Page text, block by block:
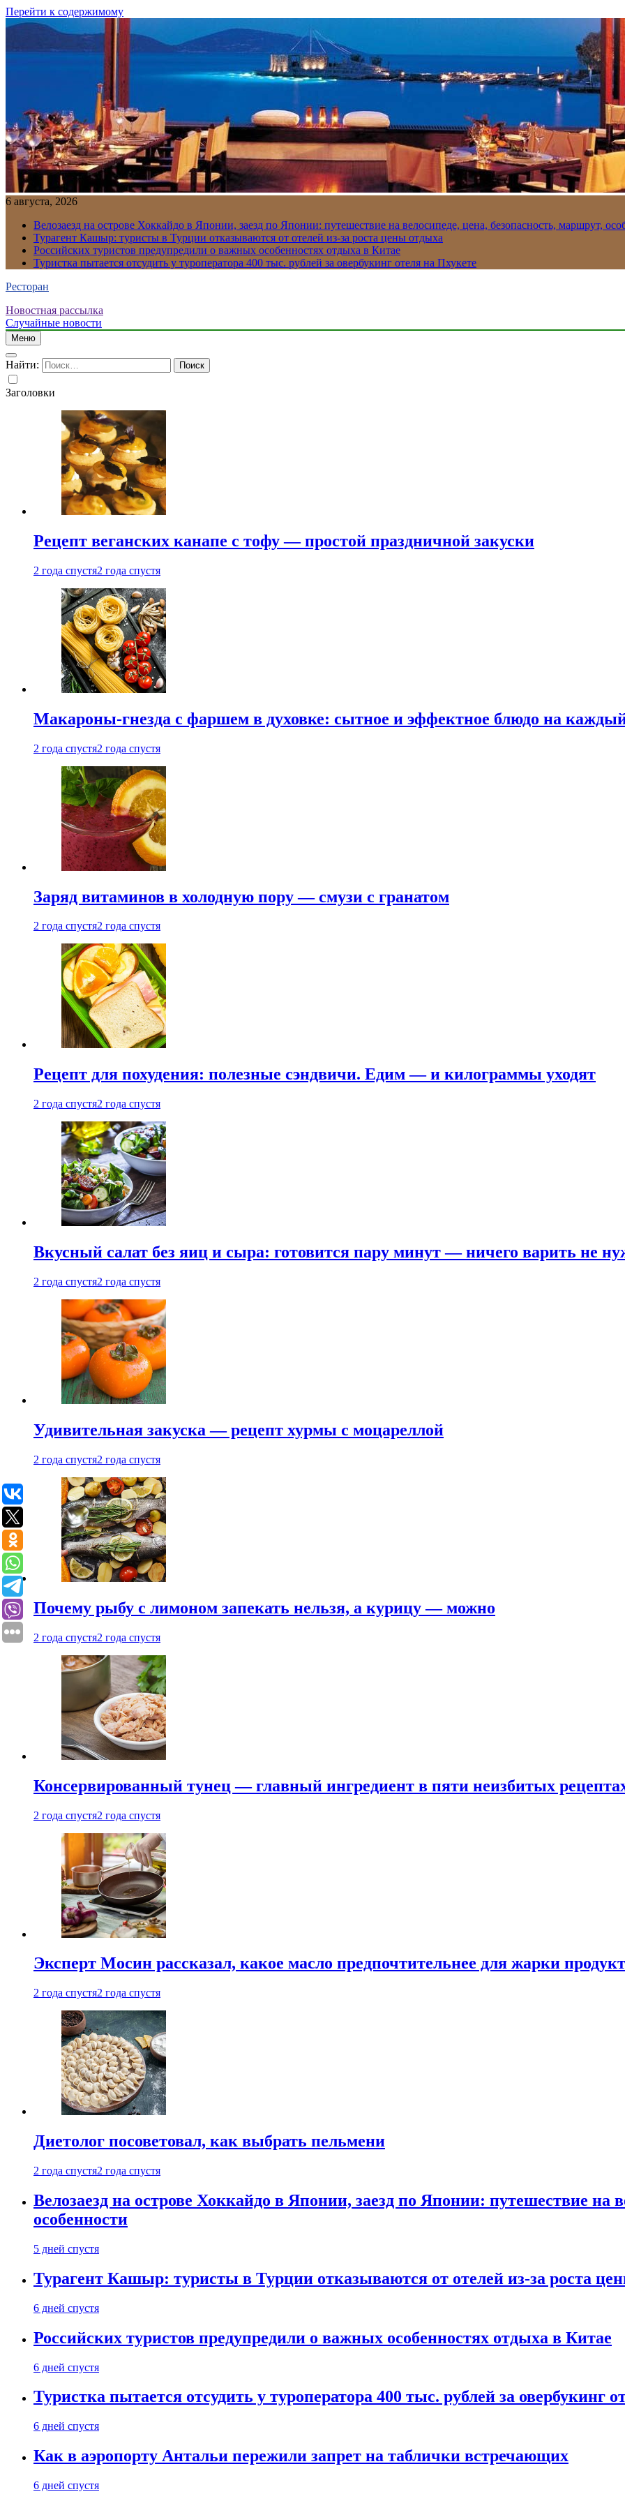
Перейти к содержимому
6 августа, 2026
Велозаезд на острове Хоккайдо в Японии, заезд по Японии: путешествие на велосипеде, цена, безопасность, маршрут,
Турагент Кашыр: туристы в Турции отказываются от отелей из-за роста цены отдыха
Российских туристов предупредили о важных особенностях отдыха в Китае
Туристка пытается отсудить у туроператора 400 тыс. рублей за овербукинг отеля на Пхукете
Ресторан
Новостная рассылка
Случайные новости
Меню
Найти:
Заголовки
Рецепт веганских канапе с тофу — простой праздничной закуски
2 года спустя2 года спустя
Макароны-гнезда с фаршем в духовке: сытное и эффектное блюдо на
2 года спустя2 года спустя
Заряд витаминов в холодную пору — смузи с гранатом
2 года спустя2 года спустя
Рецепт для похудения: полезные сэндвичи. Едим — и килограммы уходят
2 года спустя2 года спустя
Вкусный салат без яиц и сыра: готовится пару минут — ничего варить не
2 года спустя2 года спустя
Удивительная закуска — рецепт хурмы с моцареллой
2 года спустя2 года спустя
Почему рыбу с лимоном запекать нельзя, а курицу — можно
2 года спустя2 года спустя
Консервированный тунец — главный ингредиент в пяти неизбитых
2 года спустя2 года спустя
Эксперт Мосин рассказал, какое масло предпочтительнее для жарки
2 года спустя2 года спустя
Диетолог посоветовал, как выбрать пельмени
2 года спустя2 года спустя
Велозаезд на острове Хоккайдо в Японии, заезд по Японии: путешествие на
особенности
5 дней спустя
Турагент Кашыр: туристы в Турции отказываются от отелей из-за роста
6 дней спустя
Российских туристов предупредили о важных особенностях отдыха в Китае
6 дней спустя
Туристка пытается отсудить у туроператора 400 тыс. рублей за овербукинг
6 дней спустя
Как в аэропорту Антальи пережили запрет на таблички встречающих
6 дней спустя